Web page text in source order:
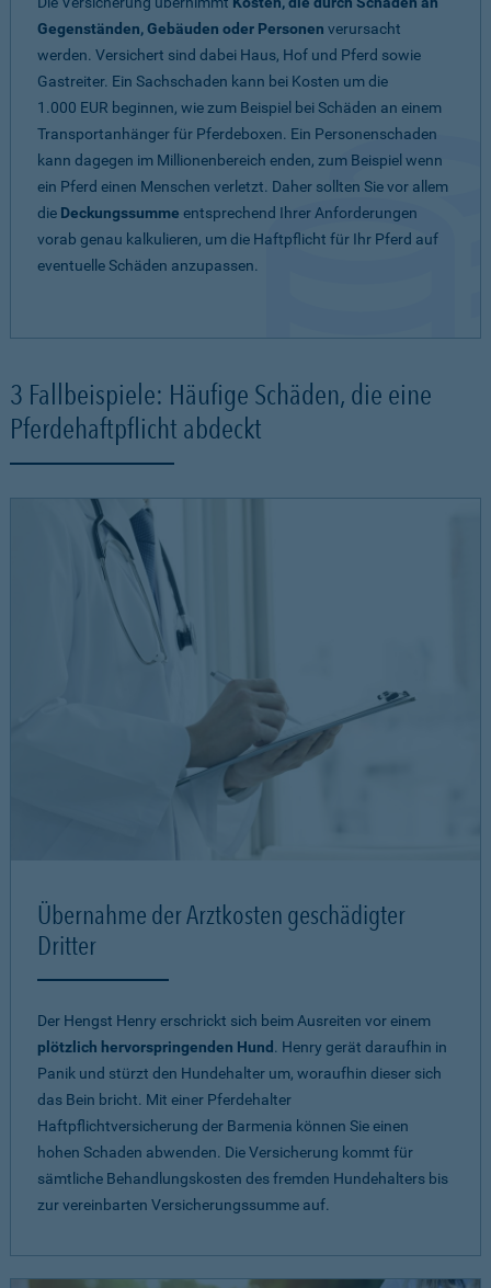
Gegenständen, Gebäuden oder Personen verursacht
werden. Versichert sind dabei Haus, Hof und Pferd sowie
Gastreiter. Ein Sachschaden kann bei Kosten um die
1.000 EUR beginnen, wie zum Beispiel bei Schäden an einem
Transportanhänger für Pferdeboxen. Ein Personenschaden
kann dagegen im Millionenbereich enden, zum Beispiel wenn
ein Pferd einen Menschen verletzt. Daher sollten Sie vor allem
die Deckungssumme entsprechend Ihrer Anforderungen
vorab genau kalkulieren, um die Haftpflicht für Ihr Pferd auf
eventuelle Schäden anzupassen.
3 Fallbeispiele: Häufige Schäden, die eine
Pferdehaftpflicht abdeckt
Übernahme der Arztkosten geschädigter
Dritter
Der Hengst Henry erschrickt sich beim Ausreiten vor einem
plötzlich hervorspringenden Hund . Henry gerät daraufhin in
Panik und stürzt den Hundehalter um, woraufhin dieser sich
das Bein bricht. Mit einer Pferdehalter
Haftpflichtversicherung der Barmenia können Sie einen
hohen Schaden abwenden. Die Versicherung kommt für
sämtliche Behandlungskosten des fremden Hundehalters bis
zur vereinbarten Versicherungssumme auf.